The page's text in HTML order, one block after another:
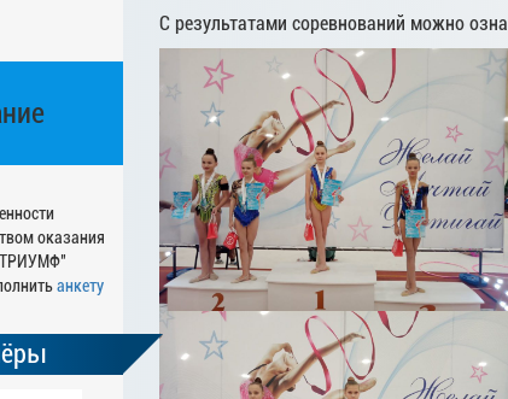
оказания
анкету
С результатами соревнований можно